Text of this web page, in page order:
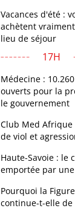
Vacances d'été :
achètent
lieu de séjour
17H
Médecine :
ouverts pour la
le gouvernement
Club Med Afrique
de viol et
Haute-Savoie : le
emportée par
Pourquoi la
continue-t-elle de